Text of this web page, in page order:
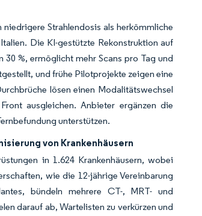
Strahlendosis als herkömmliche
Die KI-gestützte Rekonstruktion auf
%, ermöglicht mehr Scans pro Tag und
und frühe Pilotprojekte zeigen eine
lösen einen Modalitätswechsel
ausgleichen. Anbieter ergänzen die
unterstützen.
von Krankenhäusern
in 1.624 Krankenhäusern, wobei
wie die 12-jährige Vereinbarung
bündeln mehrere CT-, MRT- und
darauf ab, Wartelisten zu verkürzen und